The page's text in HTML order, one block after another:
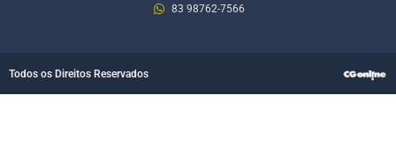
83 98762-7566
Todos os Direitos Reservados